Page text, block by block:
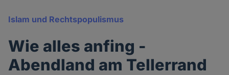
Islam und Rechtspopulismus
Wie alles anfing -
Abendland am Tellerrand